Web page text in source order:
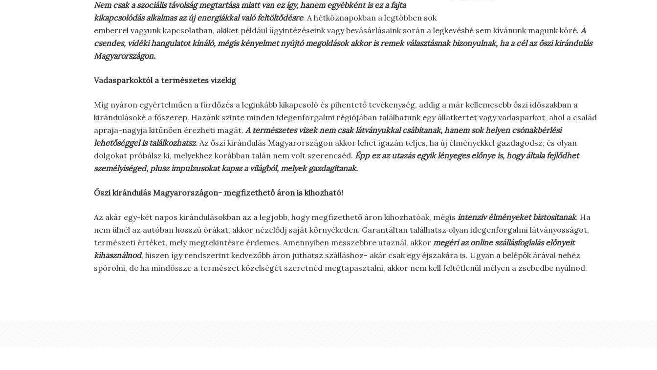
Nem csak a szociális távolság megtartása miatt van ez így, hanem egyébként is ez a fajta
kikapcsolódás alkalmas az új energiákkal való feltöltődésre. A hétköznapokban a legtöbben sok
emberrel vagyunk kapcsolatban, akiket például ügyintézéseink vagy bevásárlásaink során a legkevésbé sem kívánunk magunk köré. A
csendes, vidéki hangulatot kínáló, mégis kényelmet nyújtó megoldások akkor is remek választásnak bizonyulnak, ha a cél az őszi kirándulás
Magyarországon.
Vadasparkoktól a természetes vizekig
Míg nyáron egyértelműen a fürdőzés a leginkább kikapcsoló és pihentető tevékenység, addig a már kellemesebb őszi időszakban a
kirándulásoké a főszerep. Hazánk szinte minden idegenforgalmi régiójában találhatunk egy állatkertet vagy vadasparkot, ahol a család
apraja-nagyja kitűnően érezheti magát. A természetes vizek nem csak látványukkal csábítanak, hanem sok helyen csónakbérlési
lehetőséggel is találkozhatsz. Az őszi kirándulás Magyarországon akkor lehet igazán teljes, ha új élményekkel gazdagodsz, és olyan
dolgokat próbálsz ki, melyekhez korábban talán nem volt szerencséd. Épp ez az utazás egyik lényeges előnye is, hogy általa fejlődhet
személyiséged, plusz impulzusokat kapsz a világból, melyek gazdagítanak.
Őszi kirándulás Magyarországon- megfizethető áron is kihozható!
Az akár egy-két napos kirándulásokban az a legjobb, hogy megfizethető áron kihozhatóak, mégis intenzív élményeket biztosítanak. Ha
nem ülnél az autóban hosszú órákat, akkor nézelődj saját környékeden. Garantáltan találhatsz olyan idegenforgalmi látványosságot,
természeti értéket, mely megtekintésre érdemes. Amennyiben messzebbre utaznál, akkor megéri az online szállásfoglalás előnyeit
kihasználnod, hiszen így rendszerint kedvezőbb áron juthatsz szálláshoz- akár csak egy éjszakára is. Ugyan a belépők árával nehéz
spórolni, de ha mindössze a természet közelségét szeretnéd megtapasztalni, akkor nem kell feltétlenül mélyen a zsebedbe nyúlnod.